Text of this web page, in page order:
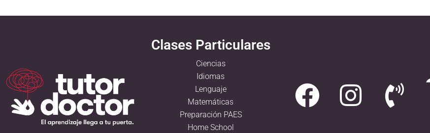
Clases Particulares
Ciencias
Idiomas
Lenguaje
Matemáticas
Preparación PAES
Home School